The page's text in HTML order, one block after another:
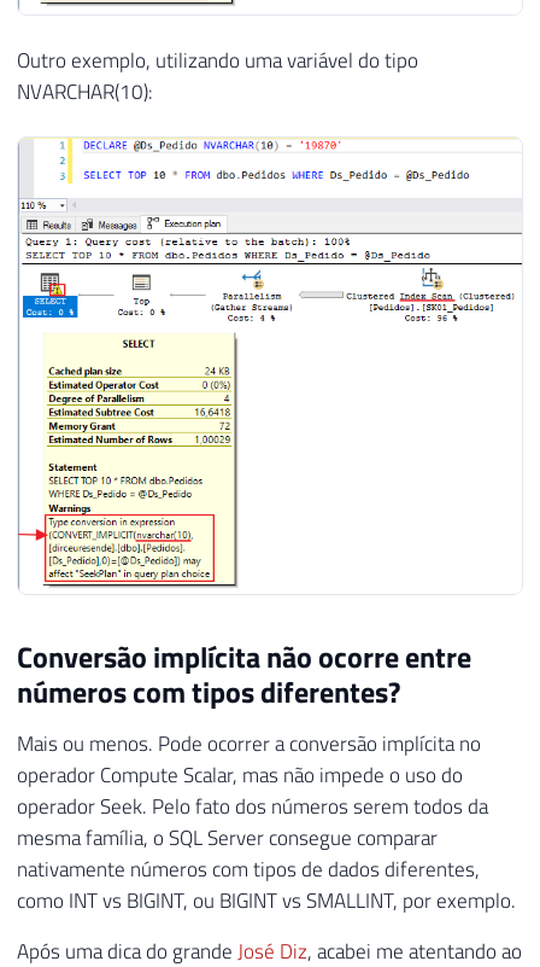
Outro exemplo, utilizando uma variável do tipo
NVARCHAR(10):
Conversão implícita não ocorre entre
números com tipos diferentes?
Mais ou menos. Pode ocorrer a conversão implícita no
operador Compute Scalar, mas não impede o uso do
operador Seek. Pelo fato dos números serem todos da
mesma família, o SQL Server consegue comparar
nativamente números com tipos de dados diferentes,
como INT vs BIGINT, ou BIGINT vs SMALLINT, por exemplo.
Após uma dica do grandeJosé Diz, acabei me atentando ao